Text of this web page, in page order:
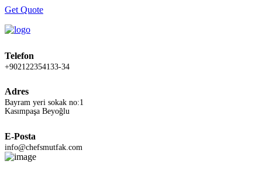
Get Quote
Telefon
+902122354133-34
Adres
Bayram yeri sokak no:1
Kasımpaşa Beyoğlu
E-Posta
info@chefsmutfak.com